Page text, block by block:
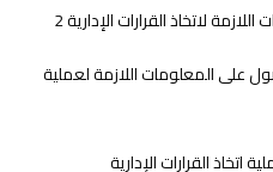
المعلومات اللازمة لعملية